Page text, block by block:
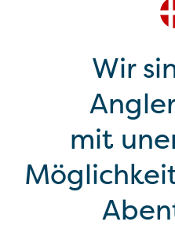
Wir
mit